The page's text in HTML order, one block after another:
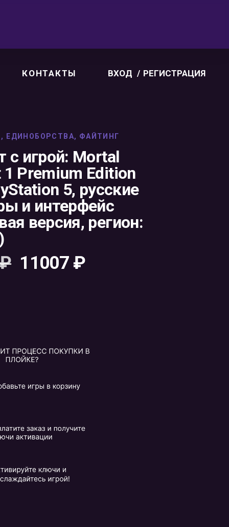
КОНТАКТЫ ВХОД РЕГИСТРАЦИЯ
, ЕДИНОБОРСТВА, ФАЙТИНГ
с игрой: Mortal
Premium Edition
5, русские
и интерфейс
версия, регион:
11007 ₽